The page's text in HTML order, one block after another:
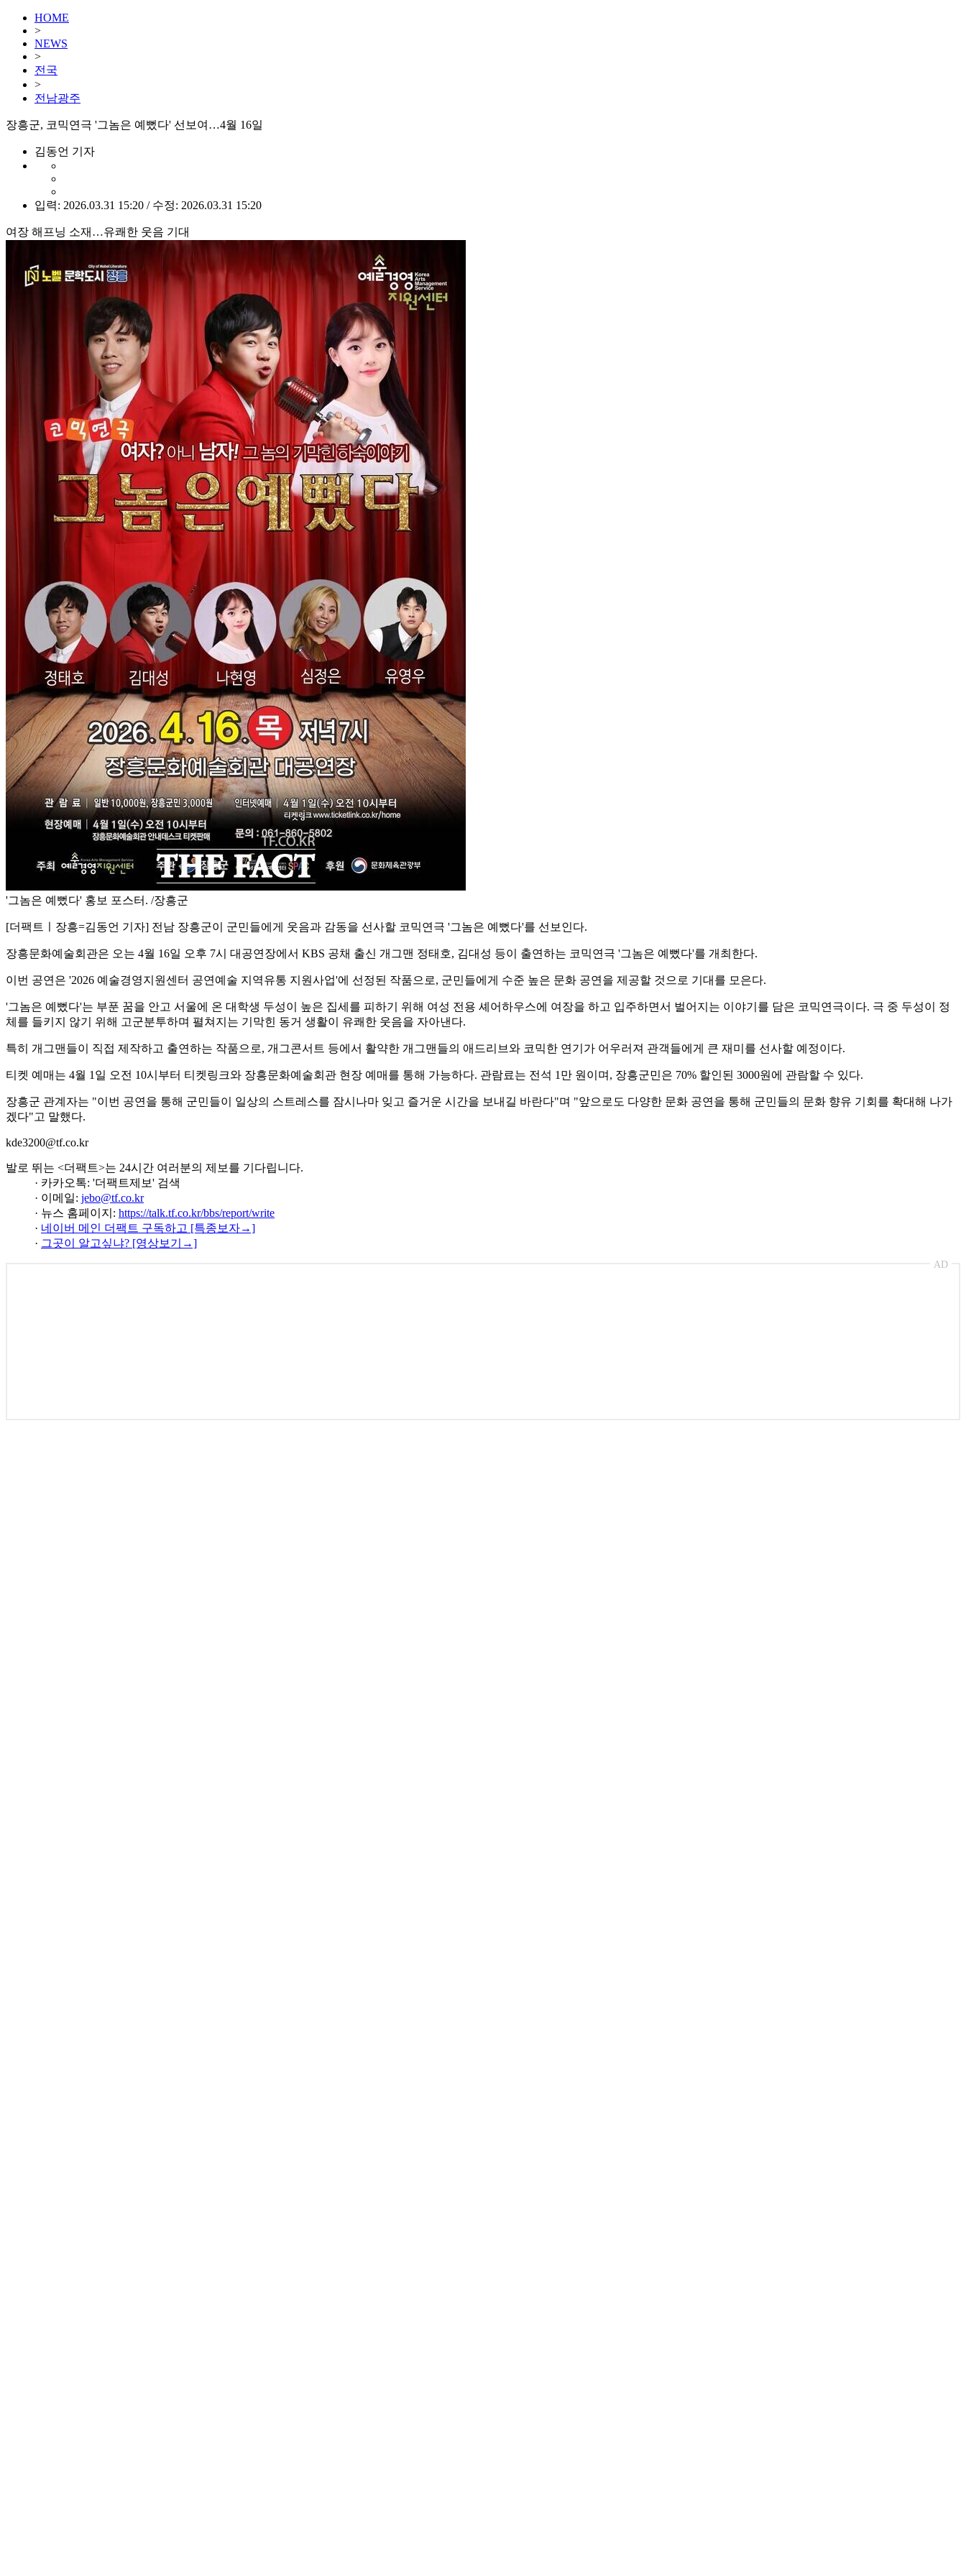
HOME
>
NEWS
>
전국
>
전남광주
장흥군, 코믹연극 '그놈은 예뻤다' 선보여…4월 16일
김동언 기자
입력: 2026.03.31 15:20 / 수정: 2026.03.31 15:20
여장 해프닝 소재…유쾌한 웃음 기대
'그놈은 예뻤다' 홍보 포스터. /장흥군
[더팩트ㅣ장흥=김동언 기자] 전남 장흥군이 군민들에게 웃음과 감동을 선사할 코믹연극 '그놈은 예뻤다'를 선보인다.
장흥문화예술회관은 오는 4월 16일 오후 7시 대공연장에서 KBS 공채 출신 개그맨 정태호, 김대성 등이 출연하는 코믹연극 '그놈은 예뻤다'를 개최한다.
이번 공연은 '2026 예술경영지원센터 공연예술 지역유통 지원사업'에 선정된 작품으로, 군민들에게 수준 높은 문화 공연을 제공할 것으로 기대를 모은다.
'그놈은 예뻤다'는 부푼 꿈을 안고 서울에 온 대학생 두성이 높은 집세를 피하기 위해 여성 전용 셰어하우스에 여장을 하고 입주하면서 벌어지는 이야기를 담은 코믹연극이다. 극 중 두성이 정
체를 들키지 않기 위해 고군분투하며 펼쳐지는 기막힌 동거 생활이 유쾌한 웃음을 자아낸다.
특히 개그맨들이 직접 제작하고 출연하는 작품으로, 개그콘서트 등에서 활약한 개그맨들의 애드리브와 코믹한 연기가 어우러져 관객들에게 큰 재미를 선사할 예정이다.
티켓 예매는 4월 1일 오전 10시부터 티켓링크와 장흥문화예술회관 현장 예매를 통해 가능하다. 관람료는 전석 1만 원이며, 장흥군민은 70% 할인된 3000원에 관람할 수 있다.
장흥군 관계자는 "이번 공연을 통해 군민들이 일상의 스트레스를 잠시나마 잊고 즐거운 시간을 보내길 바란다"며 "앞으로도 다양한 문화 공연을 통해 군민들의 문화 향유 기회를 확대해 나가
겠다"고 말했다.
kde3200@tf.co.kr
발로 뛰는 <더팩트>는 24시간 여러분의 제보를 기다립니다.
· 카카오톡: '더팩트제보' 검색
· 이메일: jebo@tf.co.kr
· 뉴스 홈페이지: https://talk.tf.co.kr/bbs/report/write
· 네이버 메인 더팩트 구독하고 [특종보자→]
· 그곳이 알고싶냐? [영상보기→]
AD